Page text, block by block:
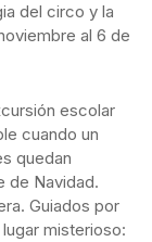
del circo y la
al 6 de
escolar
cuando un
quedan
de Navidad.
Guiados por
misterioso: